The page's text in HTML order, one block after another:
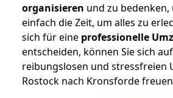
organisieren und zu
einfach die Zeit, um alles zu
sich für eine professionelle
entscheiden, können Sie sich
reibungslosen und stressfreien
Rostock nach Kronsforde